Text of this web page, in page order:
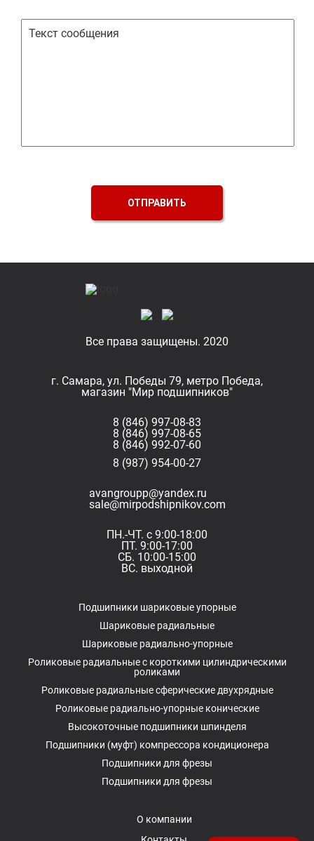
ОТПРАВИТЬ
Все права защищены. 2020
г. Самара, ул. Победы 79, метро Победа,
магазин "Мир подшипников"
8 (846) 997-08-83
8 (846) 997-08-65
8 (846) 992-07-60
8 (987) 954-00-27
avangroupp@yandex.ru
sale@mirpodshipnikov.com
ПН.-ЧТ. с 9:00-18:00
ПТ. 9:00-17:00
СБ. 10:00-15:00
ВС. выходной
Подшипники шариковые упорные
Шариковые радиальные
Шариковые радиально-упорные
Роликовые радиальные с короткими цилиндрическими
роликами
Роликовые радиальные сферические двухрядные
Роликовые радиально-упорные конические
Высокоточные подшипники шпинделя
Подшипники (муфт) компрессора кондиционера
Подшипники для фрезы
Подшипники для фрезы
О компании